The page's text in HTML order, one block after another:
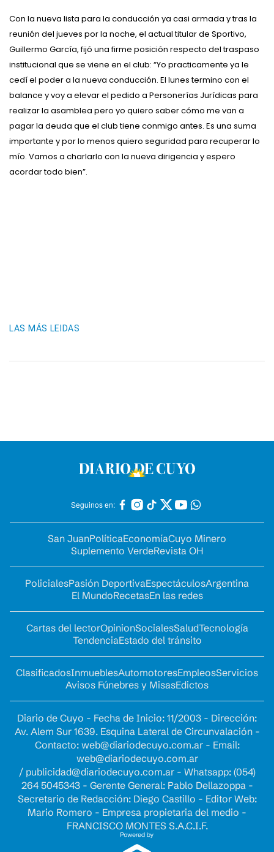
Con la nueva lista para la conducción ya casi armada y tras la
reunión del jueves por la noche, el actual titular de Sportivo,
Guillermo García, fijó una firme posición respecto del traspaso
institucional que se viene en el club: “Yo practicamente ya le
cedí el poder a la nueva conducción. El lunes termino con el
balance y voy a elevar el pedido a Personerías Jurídicas para
realizar la asamblea pero yo quiero saber cómo me van a
pagar la deuda que el club tiene conmigo antes. Es una suma
importante y por lo menos quiero seguridad para recuperar lo
mío. Vamos a charlarlo con la nueva dirigencia y espero
acordar todo bien”.
LAS MÁS LEIDAS
Seguinos en:
San JuanPolíticaEconomíaCuyo Minero
Suplemento VerdeRevista OH
PolicialesPasión DeportivaEspectáculosArgentina
El MundoRecetasEn las redes
Cartas del lectorOpinionSocialesSaludTecnología
TendenciaEstado del tránsito
ClasificadosInmueblesAutomotoresEmpleosServicios
Avisos Fúnebres y MisasEdictos
Diario de Cuyo - Fecha de Inicio: 11/2003 - Dirección:
Av. Alem Sur 1639. Esquina Lateral de Circunvalación -
Contacto: web@diariodecuyo.com.ar- Email:
web@diariodecuyo.com.ar
/ publicidad@diariodecuyo.com.ar- Whatsapp: (054)
264 5045343 - Gerente General: Pablo Dellazoppa -
Secretario de Redacción: Diego Castillo - Editor Web:
Mario Romero - Empresa propietaria del medio -
FRANCISCO MONTES S.A.C.I.F.